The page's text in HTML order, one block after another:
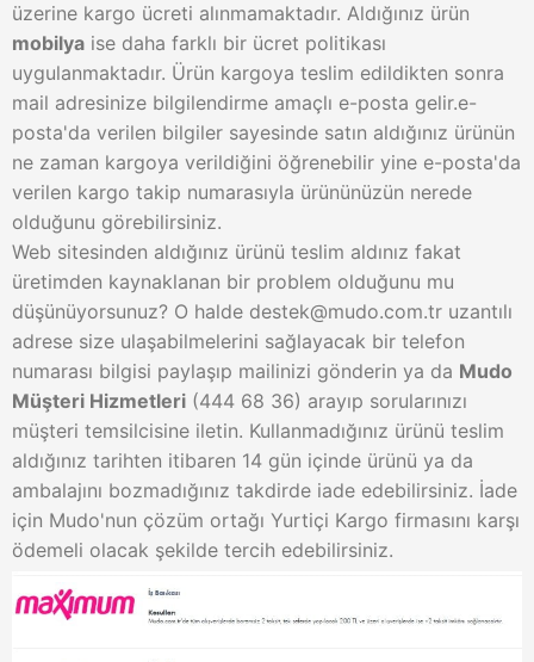
üzerine kargo ücreti alınmamaktadır. Aldığınız ürün
mobilya ise daha farklı bir ücret politikası
uygulanmaktadır. Ürün kargoya teslim edildikten sonra
mail adresinize bilgilendirme amaçlı e-posta gelir.e-
posta'da verilen bilgiler sayesinde satın aldığınız ürünün
ne zaman kargoya verildiğini öğrenebilir yine e-posta'da
verilen kargo takip numarasıyla ürününüzün nerede
olduğunu görebilirsiniz.
Web sitesinden aldığınız ürünü teslim aldınız fakat
üretimden kaynaklanan bir problem olduğunu mu
düşünüyorsunuz? O halde destek@mudo.com.tr uzantılı
adrese size ulaşabilmelerini sağlayacak bir telefon
numarası bilgisi paylaşıp mailinizi gönderin ya da Mudo
Müşteri Hizmetleri (444 68 36) arayıp sorularınızı
müşteri temsilcisine iletin. Kullanmadığınız ürünü teslim
aldığınız tarihten itibaren 14 gün içinde ürünü ya da
ambalajını bozmadığınız takdirde iade edebilirsiniz. İade
için Mudo'nun çözüm ortağı Yurtiçi Kargo firmasını karşı
ödemeli olacak şekilde tercih edebilirsiniz.